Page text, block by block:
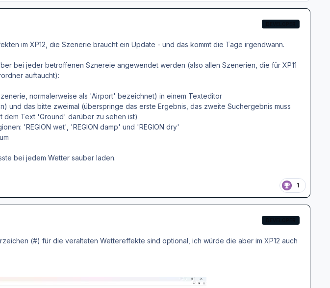
im XP12, die Szenerie braucht ein Update - und das kommt die Tage irgendwann.
bei jeder betroffenen Sznereie angewendet werden (also allen Szenerien, die für XP11
auftaucht):
normalerweise als 'Airport' bezeichnet) in einem Texteditor
und das bitte zweimal (überspringe das erste Ergebnis, das zweite Suchergebnis muss
dem Text 'Ground' darüber zu sehen ist)
'REGION wet', 'REGION damp' und 'REGION dry'
bei jedem Wetter sauber laden.
1
(#) für die veralteten Wettereffekte sind optional, ich würde die aber im XP12 auch